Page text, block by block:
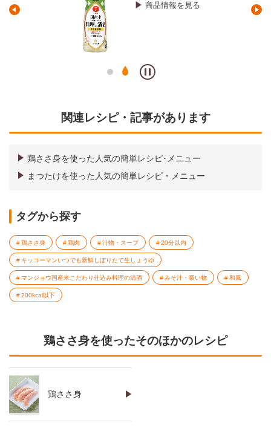
商品情報を見る
関連レシピ・記事があります
鶏ささ身を使った人気の簡単レシピ･メニュー
まつたけを使った人気の簡単レシピ・メニュー
タグから探す
鶏ささ身 鶏肉 汁物・スープ 20分以内
キッコーマンいつでも新鮮しぼりたて生しょうゆ
マンジョウ国産米こだわり仕込み料理の清酒 みそ汁・吸い物 和風
200kcal以下
鶏ささ身を使ったそのほかのレシピ
鶏ささ身